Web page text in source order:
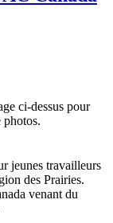
ci-dessus pour
photos.
jeunes travailleurs
des Prairies.
venant du